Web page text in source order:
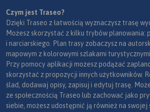
Czym jest Traseo?
Dzięki Traseo z łatwością wyznaczysz trasę
Możesz skorzystać z kilku trybów planowania:
i narciarskiego. Plan trasy zobaczysz na
mapowym z kolorowymi szlakami turystycznymi.
Przy pomocy aplikacji możesz podążać
skorzystać z propozycji innych użytkowników.
ślad, dodawaj opisy, zapisuj i edytuj trasę.
ze społecznością Traseo lub zachować jako
siebie, możesz udostępnić ją również na swojej